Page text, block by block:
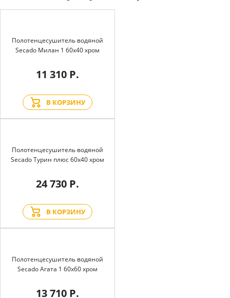
Полотенцесушитель водяной
Secado Милан 1 60x40 хром
11 310 Р.
В КОРЗИНУ
Полотенцесушитель водяной
Secado Турин плюс 60x40 хром
24 730 Р.
В КОРЗИНУ
Полотенцесушитель водяной
Secado Агата 1 60x60 хром
13 710 Р.